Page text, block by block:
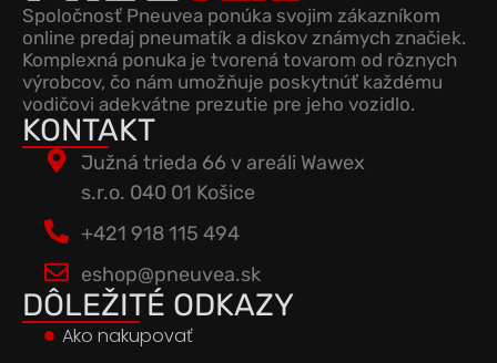
Spoločnosť Pneuvea ponúka svojim zákazníkom
online predaj pneumatík a diskov známych značiek.
Komplexná ponuka je tvorená tovarom od rôznych
výrobcov, čo nám umožňuje poskytnúť každému
vodičovi adekvátne prezutie pre jeho vozidlo.
KONTAKT
Južná trieda 66 v areáli Wawex
s.r.o. 040 01 Košice
+421 918 115 494
eshop@pneuvea.sk
DÔLEŽITÉ ODKAZY
Ako nakupovať